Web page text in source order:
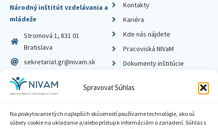
Spravovať Súhlas
Na poskytovanie tých najlepších skúseností používame technológie, ako sú
súbory cookie na ukladanie a/alebo prístup k informáciám o zariadení. Súhlas s
Národný inštitút vzdelávania a
mládeže
Stromová 1, 831 01
Bratislava
sekretariat.gr@nivam.sk
IČO: 00164348
DIČ: 2020798714
Kontakty
Kariéra
Kde nás nájdete
Pracoviská NIVaM
Dokumenty inštitúcie